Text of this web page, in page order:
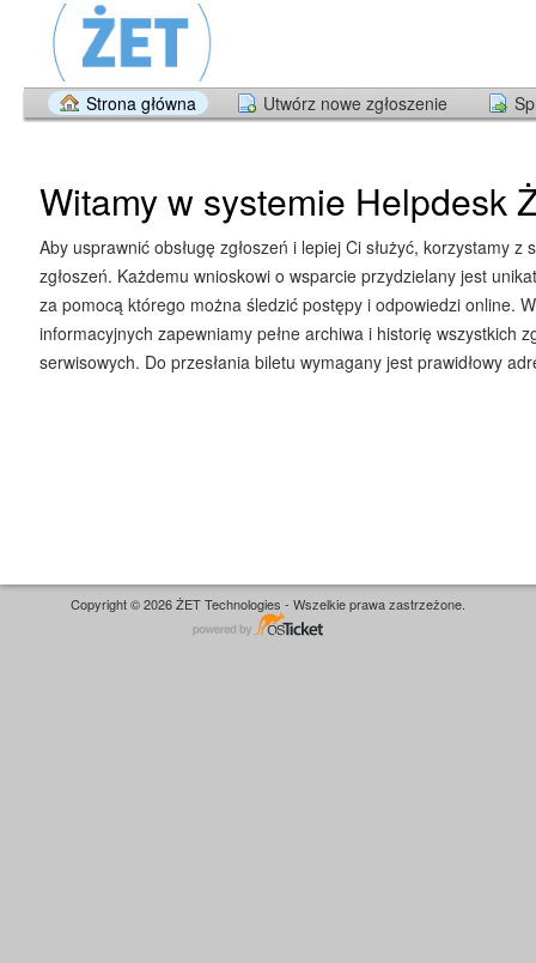
Strona główna Utwórz nowe zgłoszenie
Witamy w systemie Helpdesk
Aby usprawnić obsługę zgłoszeń i lepiej Ci służyć, korzystamy z
zgłoszeń. Każdemu wnioskowi o wsparcie przydzielany jest
za pomocą którego można śledzić postępy i odpowiedzi online.
informacyjnych zapewniamy pełne archiwa i historię wszystkich
serwisowych. Do przesłania biletu wymagany jest prawidłowy
Copyright © 2026 ŻET Technologies - Wszelkie prawa zastrzeżone.